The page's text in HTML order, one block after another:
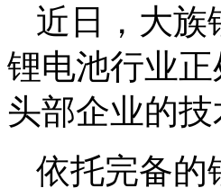
近日，大族
锂电池行业
头部企业的
依托完备的